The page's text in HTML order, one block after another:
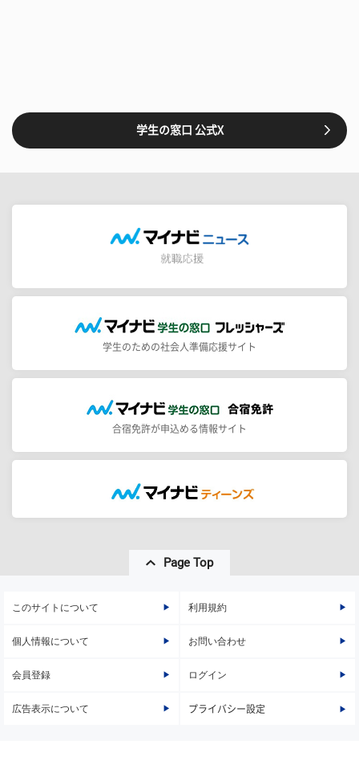
学生の窓口 公式X
学生のための社会人準備応援サイト
合宿免許が申込める情報サイト
Page Top
このサイトについて 利用規約
個人情報について お問い合わせ
会員登録 ログイン
広告表示について プライバシー設定